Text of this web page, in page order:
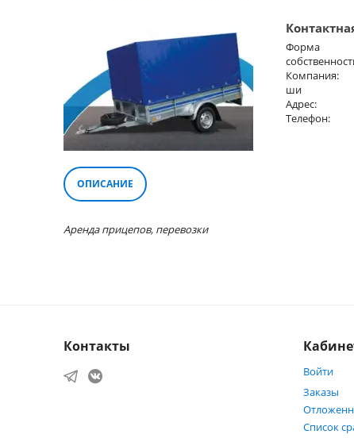
Форма
Компания:
ши
Адрес:
Телефон:
ОПИСАНИЕ
Аренда прицепов, перевозки
Контакты
Войти
Заказы
Список